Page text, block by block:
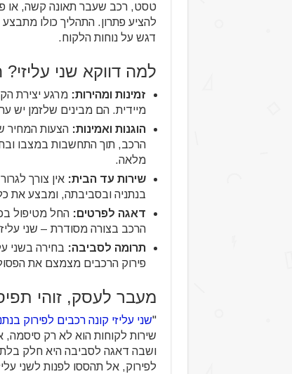
טסט, רכב שעבר תאונה קשה, או
להציע פתרון. התהליך כולו
דגש על נוחות הלקוח.
למה דווקא שני
זמינות ומהירות: מרגע יצירת
מיידית. הם מבינים שלזמן יש
הוגנות ואמינות: הצעות המחיר
הרכב, תוך התחשבות במצבו
מלאה.
שירות עד הבית: אין צורך
בנתניה ובסביבתה, ומבצע את
דאגה לפרטים: החל מטיפול
הרכב בצורה מסודרת – שני
תרומה לסביבה: בחירה בשני
פירוק הרכבים מצמצם את
מעבר לעסק, זוהי
"שני עליזי קונה רכבים לפירוק
שירות לקוחות הוא לא רק
ושבה דאגה לסביבה היא חלק
לפירוק, אל תהססו לפנות לשני